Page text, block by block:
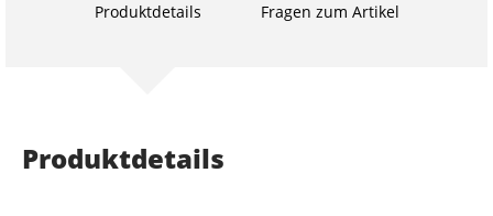
Produktdetails Fragen zum Artikel
Produktdetails